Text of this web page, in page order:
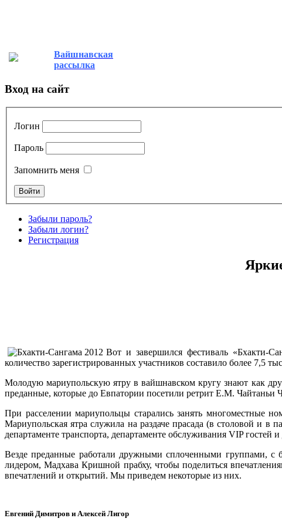
Вайшнавская
рассылка
Вход на сайт
Логин
Пароль
Запомнить меня
Забыли пароль?
Забыли логин?
Регистрация
Вот и завершился фестиваль «Бхакти-
количество зарегистрированных участников составило более 7,5
Молодую мариупольскую ятру в вайшнавском кругу знают как
преданные, которые до Евпатории посетили ретрит Е.М.
При расселении мариупольцы старались занять многоместные
Мариупольская ятра служила на раздаче прасада (в столовой и в
департаменте транспорта, департаменте обслуживания VIP гостей
Везде преданные работали дружными сплоченными группами, с
лидером, Мадхава Кришной прабху, чтобы поделиться
впечатлений и открытий. Мы приведем некоторые из них.
Евгений Димитров и Алексей Лигор